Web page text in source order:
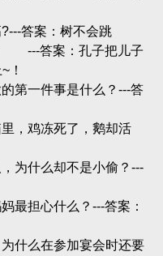
答案：树不会跳
---答案：孔子把儿子
！
第一件事是什么？---答
，鸡冻死了，鹅却活
为什么却不是小偷？---
最担心什么？---答案：
什么在参加宴会时还要